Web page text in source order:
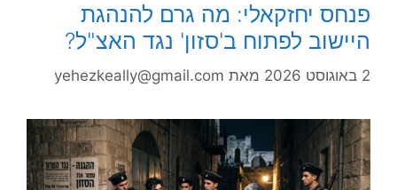
פנחס יחזקאלי: מה גרם להנהגת
היישוב לפתוח ב'סזון' נגד האצ"ל?
2 באוגוסט 2026 מאת yehezkeally@gmail.com